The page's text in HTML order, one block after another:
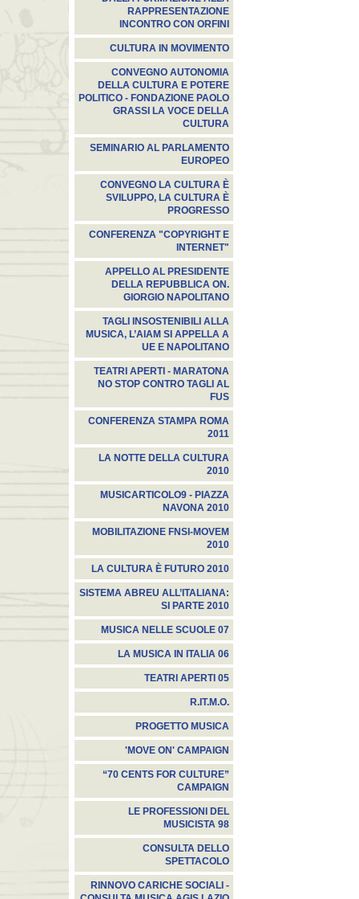
RAPPRESENTAZIONE
INCONTRO CON ORFINI
CULTURA IN MOVIMENTO
CONVEGNO AUTONOMIA
DELLA CULTURA E POTERE
POLITICO - FONDAZIONE PAOLO
GRASSI LA VOCE DELLA
CULTURA
SEMINARIO AL PARLAMENTO
EUROPEO
CONVEGNO LA CULTURA È
SVILUPPO, LA CULTURA È
PROGRESSO
CONFERENZA "COPYRIGHT E
INTERNET"
APPELLO AL PRESIDENTE
DELLA REPUBBLICA ON.
GIORGIO NAPOLITANO
TAGLI INSOSTENIBILI ALLA
MUSICA, L’AIAM SI APPELLA A
UE E NAPOLITANO
TEATRI APERTI - MARATONA
NO STOP CONTRO TAGLI AL
FUS
CONFERENZA STAMPA ROMA
2011
LA NOTTE DELLA CULTURA
2010
MUSICARTICOLO9 - PIAZZA
NAVONA 2010
MOBILITAZIONE FNSI-MOVEM
2010
LA CULTURA È FUTURO 2010
SISTEMA ABREU ALL’ITALIANA:
SI PARTE 2010
MUSICA NELLE SCUOLE 07
LA MUSICA IN ITALIA 06
TEATRI APERTI 05
R.IT.M.O.
PROGETTO MUSICA
'MOVE ON' CAMPAIGN
“70 CENTS FOR CULTURE”
CAMPAIGN
LE PROFESSIONI DEL
MUSICISTA 98
CONSULTA DELLO
SPETTACOLO
RINNOVO CARICHE SOCIALI -